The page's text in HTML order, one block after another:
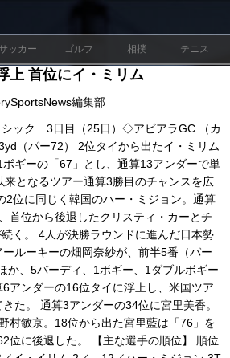
ッカー ゴルフ 相撲 テニス
上 首位にイ・ミリム
編集部
ック 3日目（25日）◇アビアラGC （カ
（パー72） 2位タイから出たイ・ミリム
ボギーの「67」とし、通算13アンダーで単
となるツアー通算3勝目のチャンスを広
2位に同じく韓国のハー・ミジョン。通算
首位から後退したクリスティ・カーとチ
く。 4人が決勝ラウンドに進んだ日本勢
ルーキーの畑岡奈紗が、前半5番（パー
か、5バーディ、1ボギー、1ダブルボギー
アンダーの16位タイに浮上し、米国ツア
た。 通算3アンダーの34位に宮里美香。
村敏京。18位から出た宮里藍は「76」を
位に後退した。 【主な選手の順位】 順位